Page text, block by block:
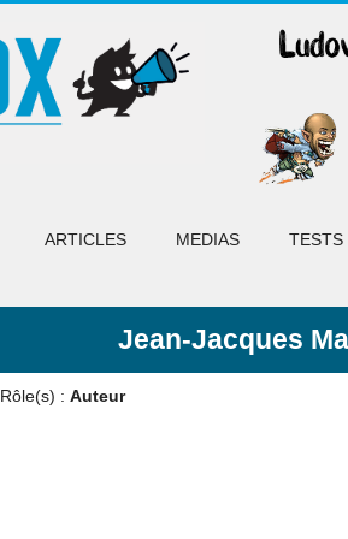
ARTICLES MEDIAS TESTS
Jean-Jacques
Rôle(s) : Auteur